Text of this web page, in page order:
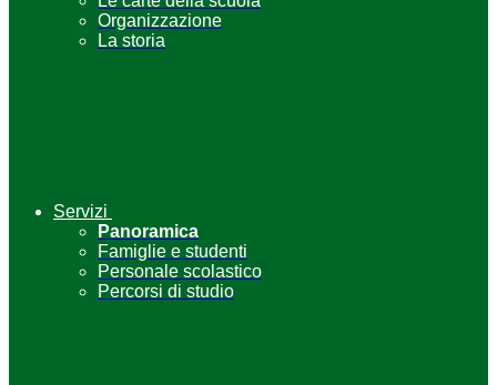
Organizzazione
La storia
Servizi
Panoramica
Famiglie e studenti
Personale scolastico
Percorsi di studio